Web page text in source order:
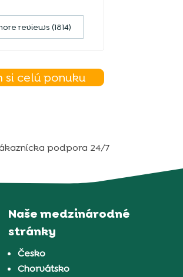
reviews (1814)
si celú ponuku
podpora 24/7
Naše medzinárodné
stránky
Česko
Chorvátsko